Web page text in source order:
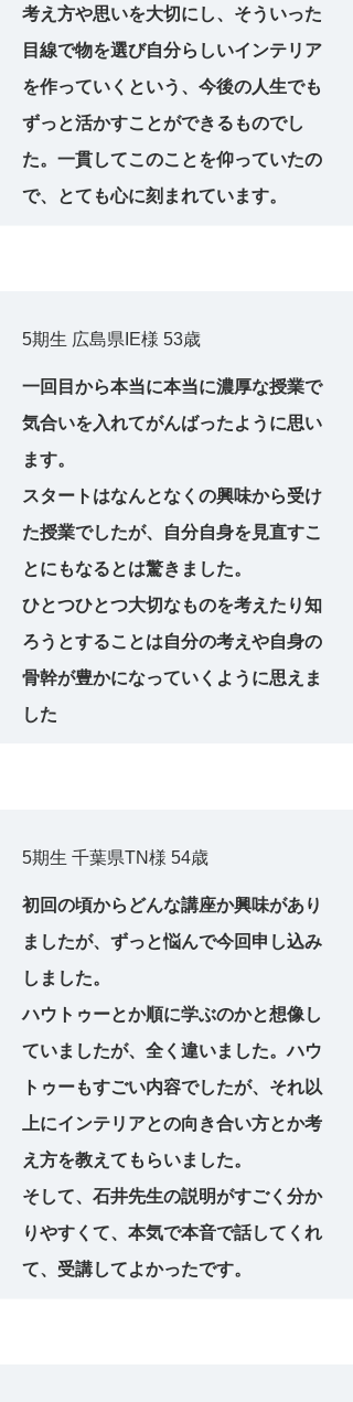
考え方や思いを大切にし、そういった
目線で物を選び自分らしいインテリア
を作っていくという、今後の人生でも
ずっと活かすことができるものでし
た。一貫してこのことを仰っていたの
で、とても心に刻まれています。
5期生 広島県IE様 53歳
一回目から本当に本当に濃厚な授業で
気合いを入れてがんばったように思い
ます。
スタートはなんとなくの興味から受け
た授業でしたが、自分自身を見直すこ
とにもなるとは驚きました。
ひとつひとつ大切なものを考えたり知
ろうとすることは自分の考えや自身の
骨幹が豊かになっていくように思えま
した
5期生 千葉県TN様 54歳
初回の頃からどんな講座か興味があり
ましたが、ずっと悩んで今回申し込み
しました。
ハウトゥーとか順に学ぶのかと想像し
ていましたが、全く違いました。ハウ
トゥーもすごい内容でしたが、それ以
上にインテリアとの向き合い方とか考
え方を教えてもらいました。
そして、石井先生の説明がすごく分か
りやすくて、本気で本音で話してくれ
て、受講してよかったです。